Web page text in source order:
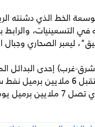
الخط الذي دشنته
وجبال الحجاز بارتفاع 1000
غرب) إحدى البدائل
عن "هرمز" الذي كان